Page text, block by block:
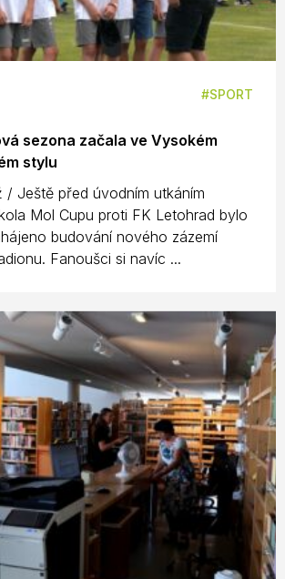
SPORT
sezona začala ve Vysokém
stylu
/ Ještě před úvodním utkáním
Mol Cupu proti FK Letohrad bylo
budování nového zázemí
Fanoušci si navíc ...